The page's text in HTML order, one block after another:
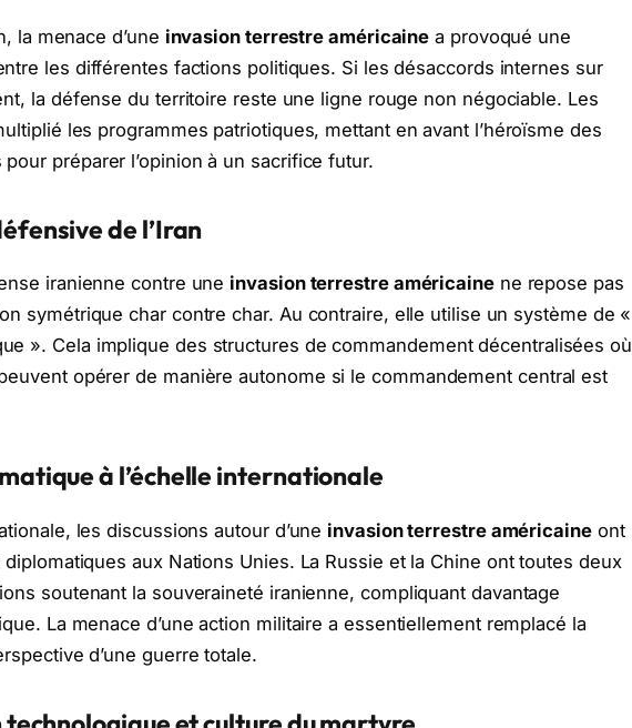
la menace d’une invasion terrestre américaine a provoqué une
les différentes factions politiques. Si les désaccords internes sur
la défense du territoire reste une ligne rouge non négociable. Les
les programmes patriotiques, mettant en avant l’héroïsme des
préparer l’opinion à un sacrifice futur.
de l’Iran
iranienne contre une invasion terrestre américainene repose pas
symétrique char contre char. Au contraire, elle utilise un système de «
». Cela implique des structures de commandement décentralisées où
opérer de manière autonome si le commandement central est
à l’échelle internationale
les discussions autour d’une invasion terrestre américaineont
aux Nations Unies. La Russie et la Chine ont toutes deux
soutenant la souveraineté iranienne, compliquant davantage
La menace d’une action militaire a essentiellement remplacé la
d’une guerre totale.